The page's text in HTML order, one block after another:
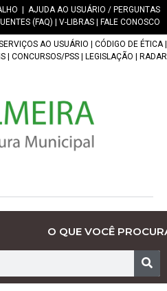
AJUDA AO USUÁRIO / PERGUNTAS
(FAQ)
V-LIBRAS FALE CONOSCO
AO USUÁRIO CÓDIGO DE ÉTICA|
CONCURSOS/PSS LEGISLAÇÃO RADAR
O QUE VOCÊ